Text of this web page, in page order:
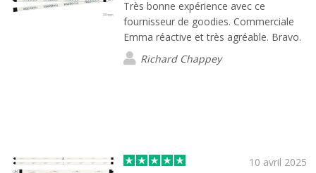
Très bonne expérience avec ce
fournisseur de goodies. Commerciale
Emma réactive et très agréable. Bravo.
Richard Chappey
10 avril 2025